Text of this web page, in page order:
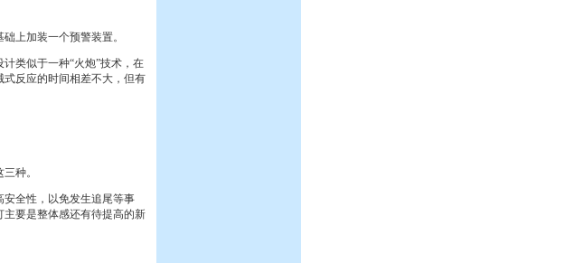
上加装一个预警装置。
类似于一种“火炮”技术，在
反应的时间相差不大，但有
种。
全性，以免发生追尾等事
要是整体感还有待提高的新